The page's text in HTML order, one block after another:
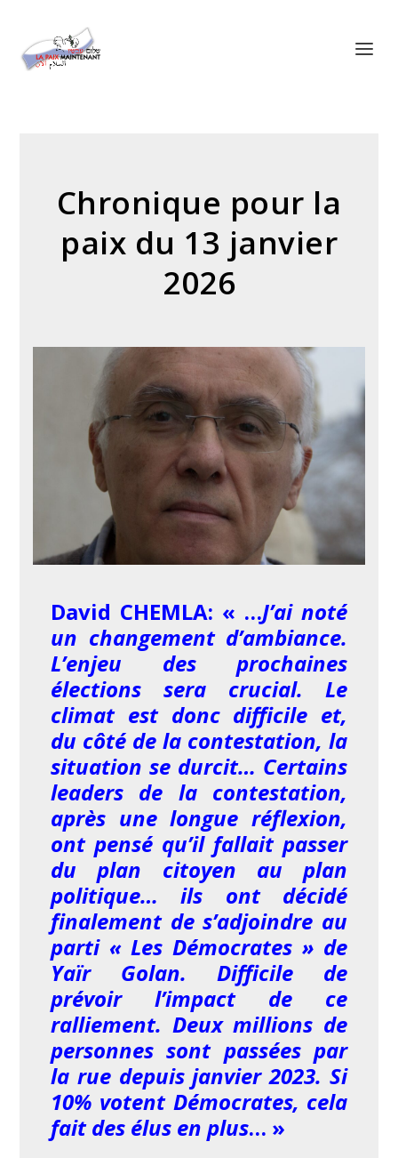
Chronique pour la
paix du 13 janvier
2026
David CHEMLA: « …J’ai noté
un changement d’ambiance.
L’enjeu des prochaines
élections sera crucial. Le
climat est donc difficile et,
du côté de la contestation, la
situation se durcit… Certains
leaders de la contestation,
après une longue réflexion,
ont pensé qu’il fallait passer
du plan citoyen au plan
politique… ils ont décidé
finalement de s’adjoindre au
parti « Les Démocrates » de
Yaïr Golan. Difficile de
prévoir l’impact de ce
ralliement. Deux millions de
personnes sont passées par
la rue depuis janvier 2023. Si
10% votent Démocrates, cela
fait des élus en plus… »